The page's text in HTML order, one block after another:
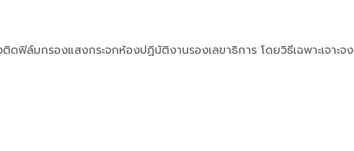
ติดฟิล์มกรองแสงกระจกห้องปฏิบัติงานรองเลขาธิการ โดยวิธีเฉพาะเจาะจง